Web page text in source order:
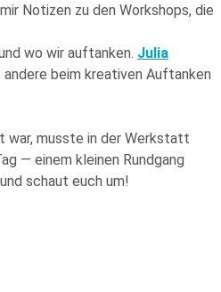
Notizen zu den Workshops, die
wo wir auftanken. Julia
beim kreativen Auftanken
war, musste in der Werkstatt
— einem kleinen Rundgang
schaut euch um!